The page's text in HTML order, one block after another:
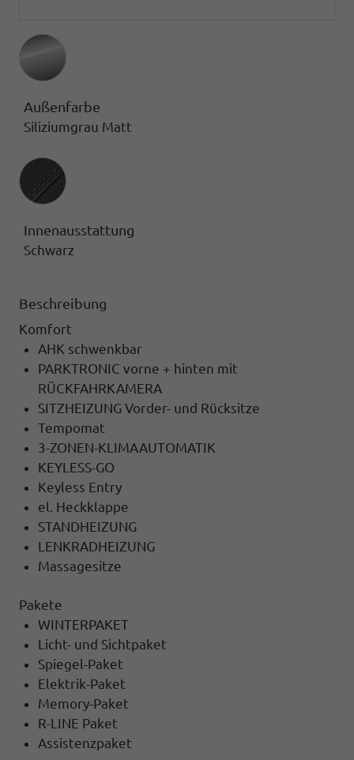
Außenfarbe
Siliziumgrau Matt
Innenausstattung
Innenausstattung
Schwarz
Beschreibung
Komfort
AHK schwenkbar
PARKTRONIC vorne + hinten mit
RÜCKFAHRKAMERA
SITZHEIZUNG Vorder- und Rücksitze
Tempomat
3-ZONEN-KLIMAAUTOMATIK
KEYLESS-GO
Keyless Entry
el. Heckklappe
STANDHEIZUNG
LENKRADHEIZUNG
Massagesitze
Pakete
WINTERPAKET
Licht- und Sichtpaket
Spiegel-Paket
Elektrik-Paket
Memory-Paket
R-LINE Paket
Assistenzpaket